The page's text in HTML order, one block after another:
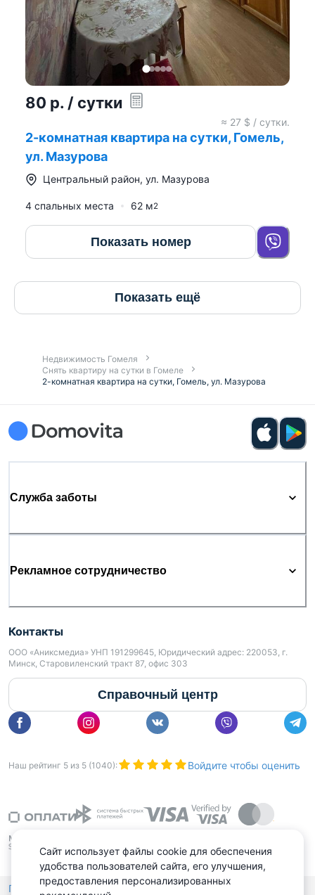
80 р. / сутки
≈ 27 $ / сутки.
2-комнатная квартира на сутки, Гомель,
ул. Мазурова
Центральный район, ул. Мазурова
4 спальных места 62 м2
Показать номер
Показать ещё
Недвижимость Гомеля
Снять квартиру на сутки в Гомеле
2-комнатная квартира на сутки, Гомель, ул. Мазурова
Служба заботы
Рекламное сотрудничество
Контакты
ООО «Аниксмедиа» УНП 191299645, Юридический адрес: 220053, г.
Минск, Старовиленский тракт 87, офис 303
Справочный центр
Наш рейтинг 5 из 5 (1040): Войдите чтобы оценить
Политика конфиденциальности,
Сайт использует файлы cookie для обеспечения
удобства пользователей сайта, его улучшения,
предоставления персонализированных